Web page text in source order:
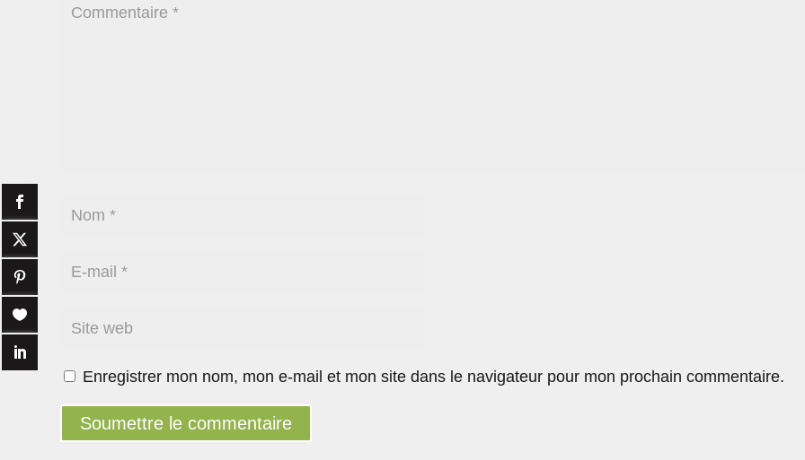
Enregistrer mon nom, mon e-mail et mon site dans le navigateur pour mon prochain commentaire.
Soumettre le commentaire